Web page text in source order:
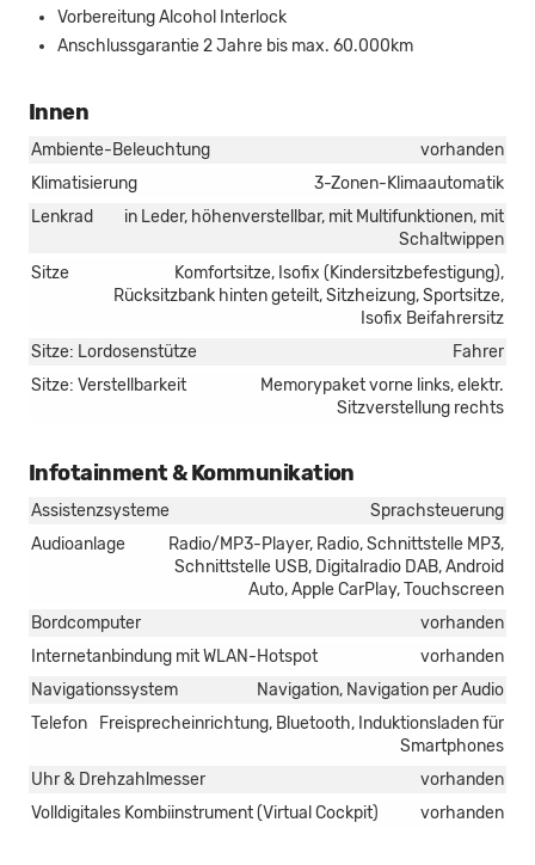
Vorbereitung Alcohol Interlock
Anschlussgarantie 2 Jahre bis max. 60.000km
Innen
Ambiente-Beleuchtung
vorhanden
Klimatisierung
3-Zonen-Klimaautomatik
Lenkrad
in Leder, höhenverstellbar, mit Multifunktionen, mit
Schaltwippen
Sitze
Komfortsitze, Isofix (Kindersitzbefestigung),
Rücksitzbank hinten geteilt, Sitzheizung, Sportsitze,
Isofix Beifahrersitz
Sitze: Lordosenstütze
Fahrer
Sitze: Verstellbarkeit
Memorypaket vorne links, elektr.
Sitzverstellung rechts
Infotainment & Kommunikation
Assistenzsysteme
Sprachsteuerung
Audioanlage
Radio/MP3-Player, Radio, Schnittstelle MP3,
Schnittstelle USB, Digitalradio DAB, Android
Auto, Apple CarPlay, Touchscreen
Bordcomputer
vorhanden
Internetanbindung mit WLAN-Hotspot
vorhanden
Navigationssystem
Navigation, Navigation per Audio
Telefon
Freisprecheinrichtung, Bluetooth, Induktionsladen für
Smartphones
Uhr & Drehzahlmesser
vorhanden
Volldigitales Kombiinstrument (Virtual Cockpit)
vorhanden